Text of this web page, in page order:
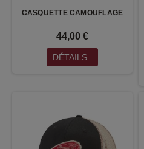
CASQUETTE CAMOUFLAGE
44,00 €
DÉTAILS